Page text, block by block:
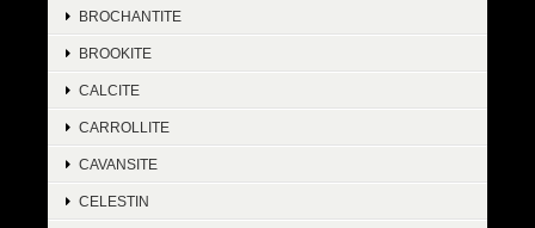
BROCHANTITE
BROOKITE
CALCITE
CARROLLITE
CAVANSITE
CELESTIN